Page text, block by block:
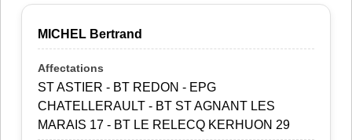
MICHEL Bertrand
ST ASTIER - BT REDON - EPG
CHATELLERAULT - BT ST AGNANT LES
MARAIS 17 - BT LE RELECQ KERHUON 29